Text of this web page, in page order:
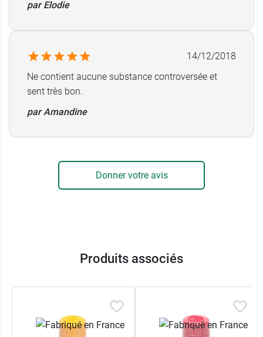
par Elodie
14/12/2018
Ne contient aucune substance controversée et
sent très bon.
par Amandine
Donner votre avis
Produits associés